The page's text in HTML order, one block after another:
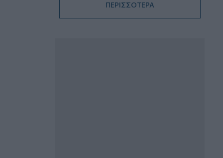
Όταν η επόμενη μέρα είναι στάχτη, τι θα
πει ο Ασφαλιστικός Διαμεσολαβητής
ΠΕΡΙΣΣΟΤΕΡΑ